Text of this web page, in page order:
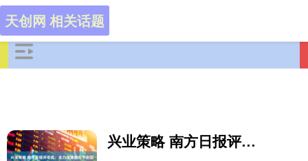
天创网 相关话题
兴业策略 南方日报评论员：全力保障群众平安回家幸福过年